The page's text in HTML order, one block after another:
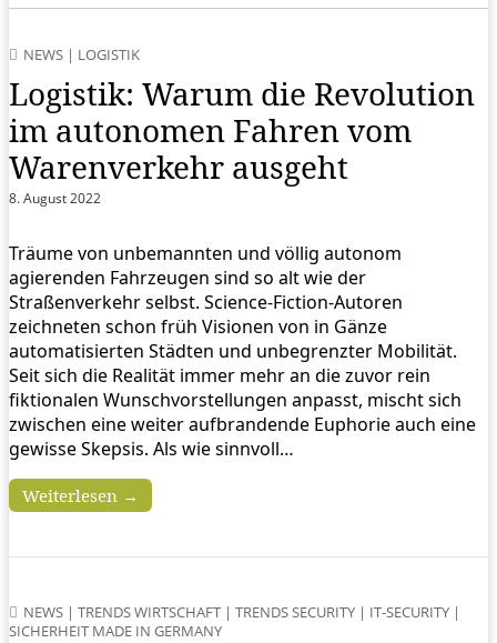
NEWS | LOGISTIK
Logistik: Warum die Revolution
im autonomen Fahren vom
Warenverkehr ausgeht
8. August 2022
Träume von unbemannten und völlig autonom
agierenden Fahrzeugen sind so alt wie der
Straßenverkehr selbst. Science-Fiction-Autoren
zeichneten schon früh Visionen von in Gänze
automatisierten Städten und unbegrenzter Mobilität.
Seit sich die Realität immer mehr an die zuvor rein
fiktionalen Wunschvorstellungen anpasst, mischt sich
zwischen eine weiter aufbrandende Euphorie auch eine
gewisse Skepsis. Als wie sinnvoll…
Weiterlesen →
NEWS | TRENDS WIRTSCHAFT | TRENDS SECURITY | IT-SECURITY |
SICHERHEIT MADE IN GERMANY